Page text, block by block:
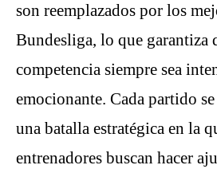
son reemplazados por los
Bundesliga, lo que garantiza
competencia siempre sea
emocionante. Cada partido
una batalla estratégica en la
entrenadores buscan hacer